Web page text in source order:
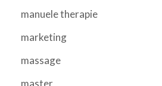
manuele therapie
marketing
massage
master